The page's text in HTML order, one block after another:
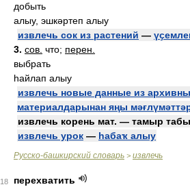
добыть
алыу, эшкәртеп алыу
извлечь сок из растений —
3. сов. что; перен.
выбрать
һайлап алыу
извлечь новые данные из
материалдарынан яңы
извлечь корень мат. — тамыр
извлечь урок — һабаҡ алыу
Русско-башкирский словарь > извлечь
18
перехватить